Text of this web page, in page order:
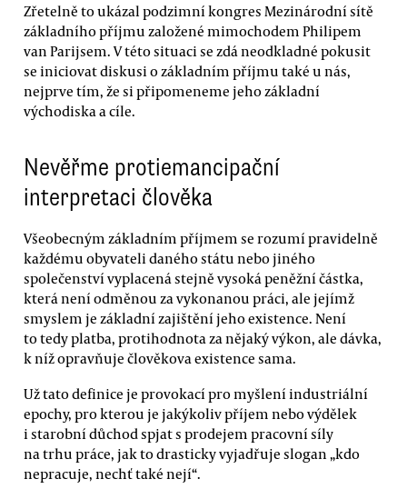
Zřetelně to ukázal podzimní kongres Mezinárodní sítě
základního příjmu založené mimochodem Philipem
van Parijsem. V této situaci se zdá neodkladné pokusit
se iniciovat diskusi o základním příjmu také u nás,
nejprve tím, že si připomeneme jeho základní
východiska a cíle.
Nevěřme protiemancipační
interpretaci člověka
Všeobecným základním příjmem se rozumí pravidelně
každému obyvateli daného státu nebo jiného
společenství vyplacená stejně vysoká peněžní částka,
která není odměnou za vykonanou práci, ale jejímž
smyslem je základní zajištění jeho existence. Není
to tedy platba, protihodnota za nějaký výkon, ale dávka,
k níž opravňuje člověkova existence sama.
Už tato definice je provokací pro myšlení industriální
epochy, pro kterou je jakýkoliv příjem nebo výdělek
i starobní důchod spjat s prodejem pracovní síly
na trhu práce, jak to drasticky vyjadřuje slogan „kdo
nepracuje, nechť také nejí“.